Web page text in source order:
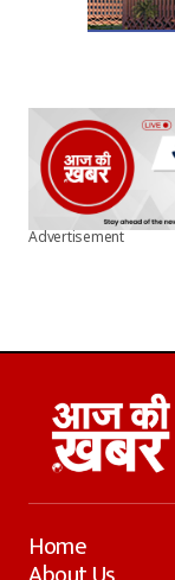
Advertisement
Home